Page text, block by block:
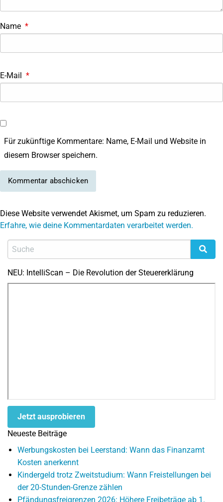
Name *
E-Mail *
Für zukünftige Kommentare: Name, E-Mail und Website in
diesem Browser speichern.
Diese Website verwendet Akismet, um Spam zu reduzieren.
Erfahre, wie deine Kommentardaten verarbeitet werden.
NEU: IntelliScan – Die Revolution der Steuererklärung
Jetzt ausprobieren
Neueste Beiträge
Werbungskosten bei Leerstand: Wann das Finanzamt
Kosten anerkennt
Kindergeld trotz Zweitstudium: Wann Freistellungen bei
der 20-Stunden-Grenze zählen
Pfändungsfreigrenzen 2026: Höhere Freibeträge ab 1.